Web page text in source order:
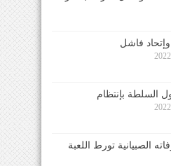
وإتحاد فاشل
السلطة بإنتظام
الصبيانية تورط اللعبة